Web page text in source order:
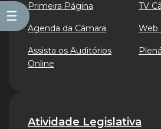
☰
Primeira Página
Agenda da Câmara
Assista os Auditórios
Online
TV
Web
Atividade Legislativa